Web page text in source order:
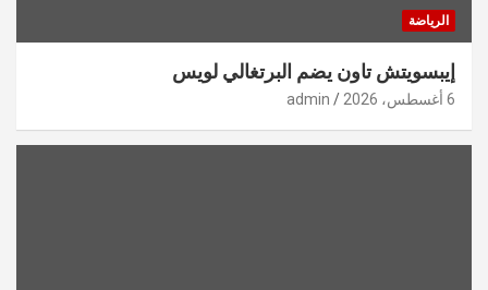
الرياضة
إيبسويتش تاون يضم البرتغالي لويس
6 أغسطس، 2026 admin